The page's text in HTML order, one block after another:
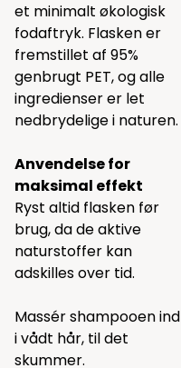
et minimalt økologisk
fodaftryk. Flasken er
fremstillet af 95%
genbrugt PET, og alle
ingredienser er let
nedbrydelige i naturen.
Anvendelse for
maksimal effekt
Ryst altid flasken før
brug, da de aktive
naturstoffer kan
adskilles over tid.
Massér shampooen ind
i vådt hår, til det
skummer.